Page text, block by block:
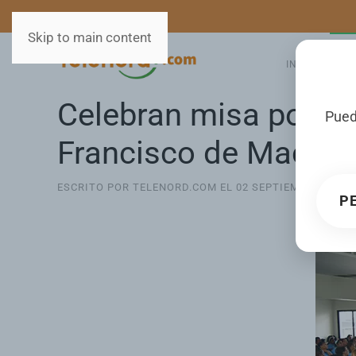
Skip to main content
INICIO
Celebran misa por
Francisco de Macorís
ESCRITO POR TELENORD.COM EL 02 SEPTIEMBRE 2025